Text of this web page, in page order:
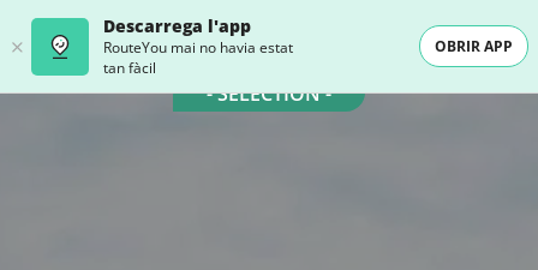
Descarrega l'app
RouteYou mai no havia estat
tan fàcil
OBRIR APP
- SELECTION -